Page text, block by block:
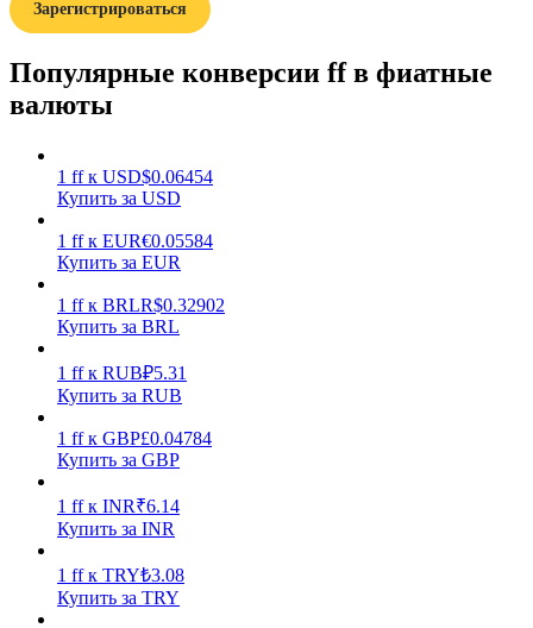
Заработок
Получайте конкурентные награды ежедневно
Зарегистрироваться
Популярные конверсии ff в фиатные
валюты
1 ff к USD$0.06454
Купить за USD
1 ff к EUR€0.05584
Купить за EUR
1 ff к BRLR$0.32902
Купить за BRL
1 ff к RUB₽5.31
Купить за RUB
1 ff к GBP£0.04784
Купить за GBP
1 ff к INR₹6.14
Купить за INR
1 ff к TRY₺3.08
Купить за TRY